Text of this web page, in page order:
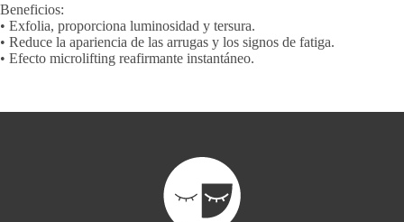
Beneficios:
• Exfolia, proporciona luminosidad y tersura.
• Reduce la apariencia de las arrugas y los signos de fatiga.
• Efecto microlifting reafirmante instantáneo.